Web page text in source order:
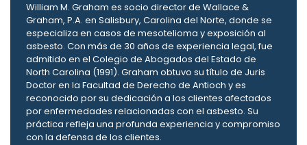
William M. Graham es socio director de Wallace &
Graham, P.A. en Salisbury, Carolina del Norte, donde se
especializa en casos de mesotelioma y exposición al
asbesto. Con más de 30 años de experiencia legal, fue
admitido en el Colegio de Abogados del Estado de
North Carolina (1991). Graham obtuvo su título de Juris
Doctor en la Facultad de Derecho de Antioch y es
reconocido por su dedicación a los clientes afectados
por enfermedades relacionadas con el asbesto. Su
práctica refleja una profunda experiencia y compromiso
con la defensa de los clientes.